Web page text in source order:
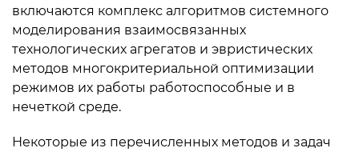
включаются комплекс алгоритмов системного
моделирования взаимосвязанных
технологических агрегатов и эвристических
методов многокритериальной оптимизации
режимов их работы работоспособные и в
нечеткой среде.
Некоторые из перечисленных методов и задач